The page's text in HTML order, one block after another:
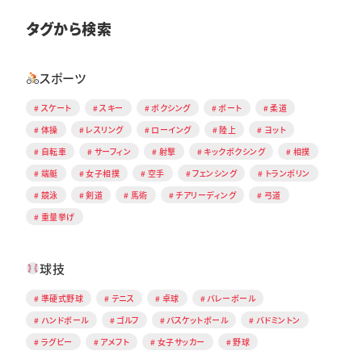
タグから検索
スポーツ
スケート スキー ボクシング ボート
柔道
体操
レスリング ローイング 陸上
ヨット
自転車
サーフィン 射撃 キックボクシング
相撲
端艇
女子相撲 空手 フェンシング
トランポリン
競泳
剣道 馬術 チアリーディング
弓道
重量挙げ
球技
準硬式野球 テニス 卓球
バレーボール
ハンドボール
ゴルフ バスケットボール
バドミントン
ラグビー
アメフト 女子サッカー
野球